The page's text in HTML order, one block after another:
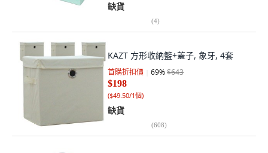
缺貨
(4)
KAZT 方形收納籃+蓋子, 象牙, 4套
首購折扣價 69%$643
$198
($49.50/1個)
缺貨
(608)